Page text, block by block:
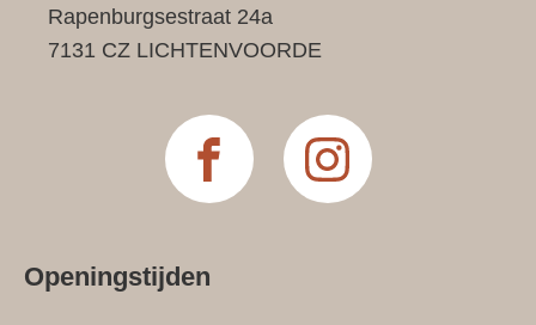
Rapenburgsestraat 24a
7131 CZ LICHTENVOORDE
Openingstijden